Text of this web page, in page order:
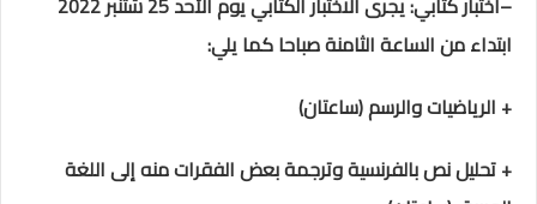
ابتداء من الساعة الثامنة صباحاكما يلي:
+ الرياضيات والرسم (ساعتان)
+ تحليل نص بالفرنسية وترجمة بعض الفقرات منه إلى اللغة